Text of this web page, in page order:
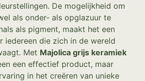
De mogelijkheid om
als onder- als opglazuur te
als pigment, maakt het een
iedereen die zich in de wereld
Met Majolica grijs keramiek
een effectief product, maar
in het creëren van unieke